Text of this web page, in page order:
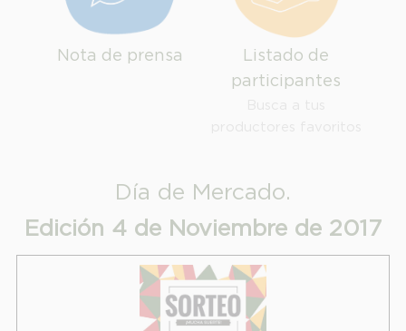
Nota de prensa
Listado de
participantes
Día de Mercado.
Edición 4 de Noviembre de 2017
INFORMACION SOBRE LA PROTECCIÓN DE TUS DATOS
link